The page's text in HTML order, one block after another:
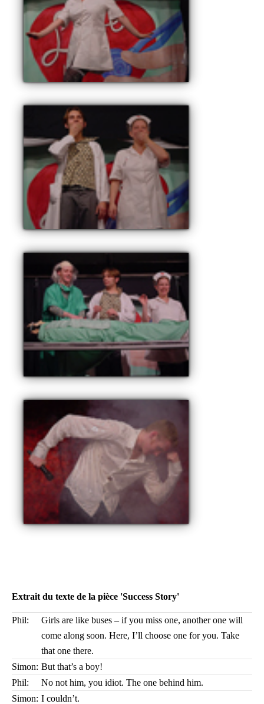
Extrait du texte de la pièce 'Success Story'
Phil:
Girls are like buses – if you miss one, another one will
come along soon. Here, I’ll choose one for you. Take
that one there.
Simon: But that’s a boy!
Phil:
No not him, you idiot. The one behind him.
Simon: I couldn’t.